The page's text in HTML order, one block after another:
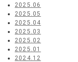
2025.06
2025.05
2025.04
2025.03
2025.02
2025.01
2024.12